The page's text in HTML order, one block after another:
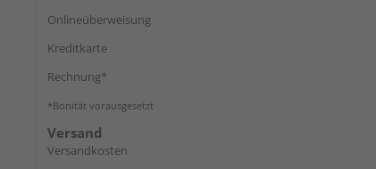
Onlineüberweisung
Kreditkarte
Rechnung*
*Bonität vorausgesetzt
Versand
Versandkosten